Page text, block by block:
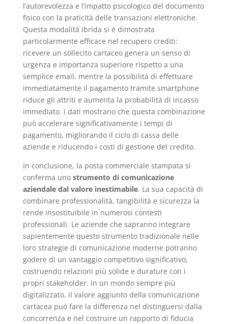
l’autorevolezza e l’impatto psicologico del documento
fisico con la praticità delle transazioni elettroniche.
Questa modalità ibrida si è dimostrata
particolarmente efficace nel recupero crediti:
ricevere un sollecito cartaceo genera un senso di
urgenza e importanza superiore rispetto a una
semplice email, mentre la possibilità di effettuare
immediatamente il pagamento tramite smartphone
riduce gli attriti e aumenta la probabilità di incasso
immediato. I dati mostrano che questa combinazione
può accelerare significativamente i tempi di
pagamento, migliorando il ciclo di cassa delle
aziende e riducendo i costi di gestione del credito.
In conclusione, la posta commerciale stampata si
conferma uno strumento di comunicazione
aziendale dal valore inestimabile. La sua capacità di
combinare professionalità, tangibilità e sicurezza la
rende insostituibile in numerosi contesti
professionali. Le aziende che sapranno integrare
sapientemente questo strumento tradizionale nelle
loro strategie di comunicazione moderne potranno
godere di un vantaggio competitivo significativo,
costruendo relazioni più solide e durature con i
propri stakeholder. In un mondo sempre più
digitalizzato, il valore aggiunto della comunicazione
cartacea può fare la differenza nel distinguersi dalla
concorrenza e nel costruire un rapporto di fiducia